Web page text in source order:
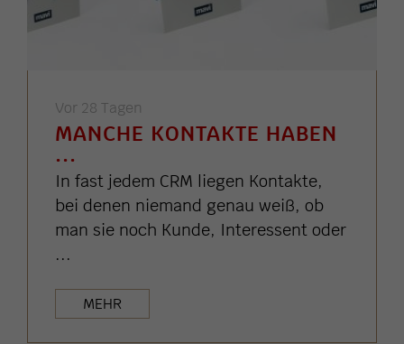
Vor 28 Tagen
MANCHE KONTAKTE HABEN
...
In fast jedem CRM liegen Kontakte,
bei denen niemand genau weiß, ob
man sie noch Kunde, Interessent oder
...
MEHR